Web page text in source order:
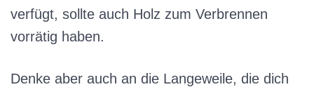
verfügt, sollte auch Holz zum Verbrennen
vorrätig haben.
Denke aber auch an die Langeweile, die dich